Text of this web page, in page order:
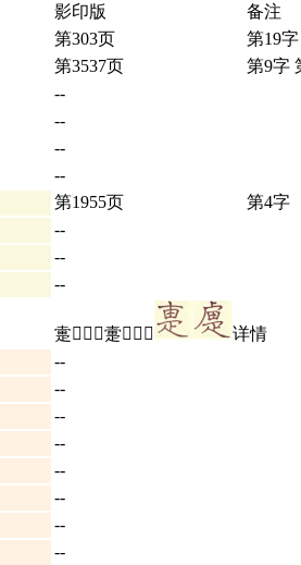
影印版
备注
第303页
第19字
第3537页
第9字
--
--
--
--
第1955页
第4字
--
--
--
疐𢷐𤴝𤴡㚄𨂬𨆫𨇈
详情
--
--
--
--
--
--
--
--